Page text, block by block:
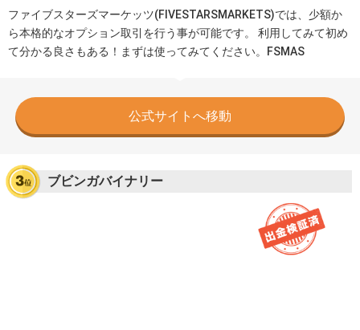
ファイブスターズマーケッツ(FIVESTARSMARKETS)では、少額か
ら本格的なオプション取引を行う事が可能です。 利用してみて初め
て分かる良さもある！まずは使ってみてください。FSMAS
公式サイトへ移動
ブビンガバイナリー